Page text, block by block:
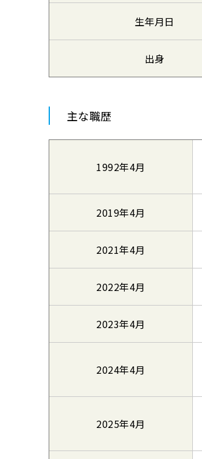
生年月日
出身
主な職歴
1992年4月
2019年4月
2021年4月
2022年4月
2023年4月
2024年4月
2025年4月